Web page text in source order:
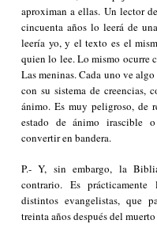
aproximan a ellas. Un lector
cincuenta años lo leerá de
leería yo, y el texto es el
quien lo lee. Lo mismo ocurre
Las meninas. Cada uno ve
con su sistema de creencias,
ánimo. Es muy peligroso, de
estado de ánimo irascible
convertir en bandera.
P.- Y, sin embargo, la
contrario. Es
distintos evangelistas, que
treinta años después del